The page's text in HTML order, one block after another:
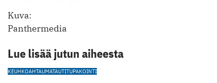
Kuva:
Panthermedia
Lue lisää jutun aiheesta
KEUHKOAHTAUMATAUTITUPAKOINTI